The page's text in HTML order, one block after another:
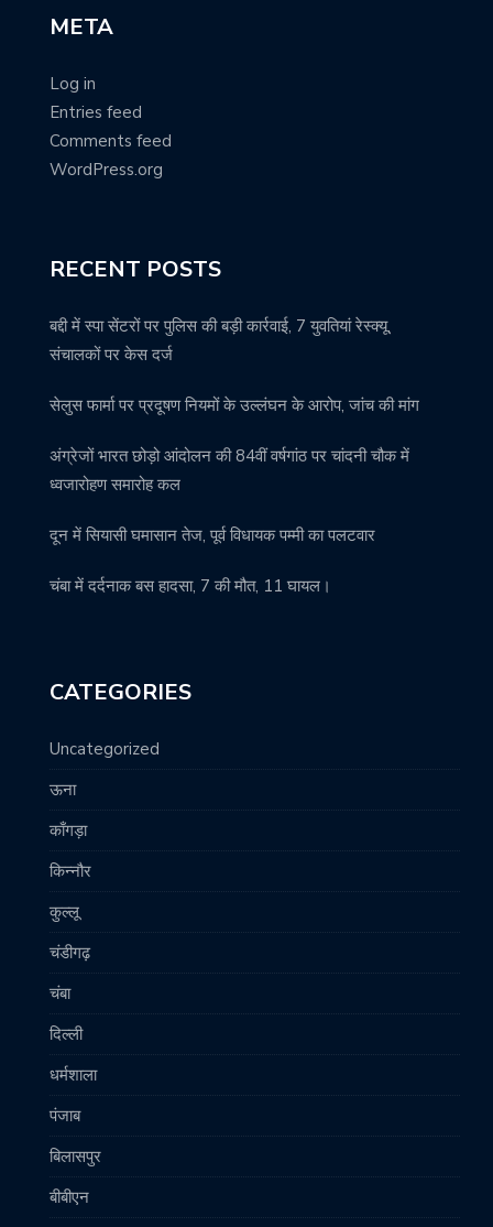
META
Log in
Entries feed
Comments feed
WordPress.org
RECENT POSTS
बद्दी में स्पा सेंटरों पर पुलिस की बड़ी कार्रवाई, 7 युवतियां रेस्क्यू,
संचालकों पर केस दर्ज
सेलुस फार्मा पर प्रदूषण नियमों के उल्लंघन के आरोप, जांच की मांग
अंग्रेजों भारत छोड़ो आंदोलन की 84वीं वर्षगांठ पर चांदनी चौक में
ध्वजारोहण समारोह कल
दून में सियासी घमासान तेज, पूर्व विधायक पम्मी का पलटवार
चंबा में दर्दनाक बस हादसा, 7 की मौत, 11 घायल।
CATEGORIES
Uncategorized
ऊना
काँगड़ा
किन्नौर
कुल्लू
चंडीगढ़
चंबा
दिल्ली
धर्मशाला
पंजाब
बिलासपुर
बीबीएन